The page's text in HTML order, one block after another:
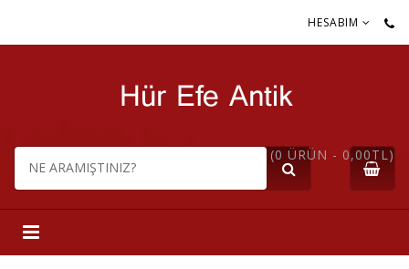
HESABIM
(0 ÜRÜN - 0,00TL)